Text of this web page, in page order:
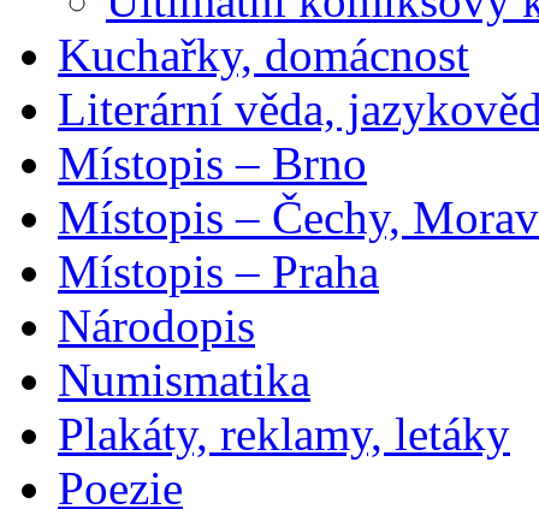
Kuchařky, domácnost
Literární věda,
Místopis – Brno
Místopis – Čechy,
Místopis – Praha
Národopis
Numismatika
Plakáty, reklamy, letáky
Poezie